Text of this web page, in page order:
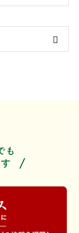
も